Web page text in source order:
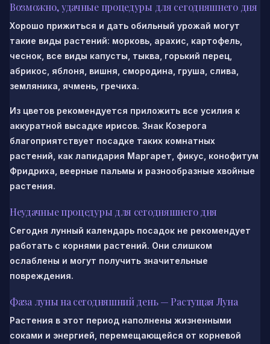
Возможно, удачные процедуры для сегодняшнего дня
Хорошо прижиться и дать обильный урожай могут
такие виды растений: морковь, арахис, картофель,
чеснок, все виды капусты, тыква, горький перец,
абрикос, яблоня, вишня, смородина, груша, слива,
земляника, ячмень, гречиха.
Из цветов рекомендуется приложить все усилия к
аккуратной высадке ирисов. Знак Козерога
благоприятствует посадке таких комнатных
растений, как лапидария Маргарет, фикус, конофитум
Фридриха, веерные пальмы и разнообразные хвойные
растения.
Неудачные процедуры для сегодняшнего дня
Сегодня лунный календарь посадок не рекомендует
работать с корнями растений. Они слишком
ослаблены и могут получить значительные
повреждения.
Фаза луны на сегодняшний день — Растущая Луна
Растения в этот период наполнены жизненными
соками и энергией, перемещающейся от корневой